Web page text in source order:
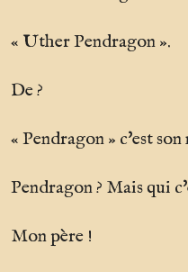
« Uther Pendragon ».
De ?
« Pendragon » c'est
Pendragon ? Mais qui
Mon père !